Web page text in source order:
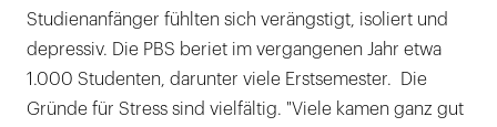
Studienanfänger fühlten sich verängstigt, isoliert und
depressiv. Die PBS beriet im vergangenen Jahr etwa
1.000 Studenten, darunter viele Erstsemester. Die
Gründe für Stress sind vielfältig. "Viele kamen ganz gut